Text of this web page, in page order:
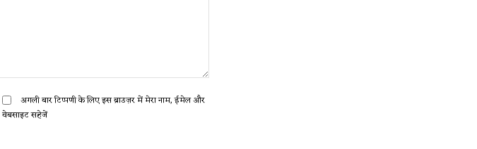
ईमेल:*अगली बार टिप्पणी के लिए इस ब्राउज़र में मेरा नाम, ईमेल और
वेबसाइट सहेजें